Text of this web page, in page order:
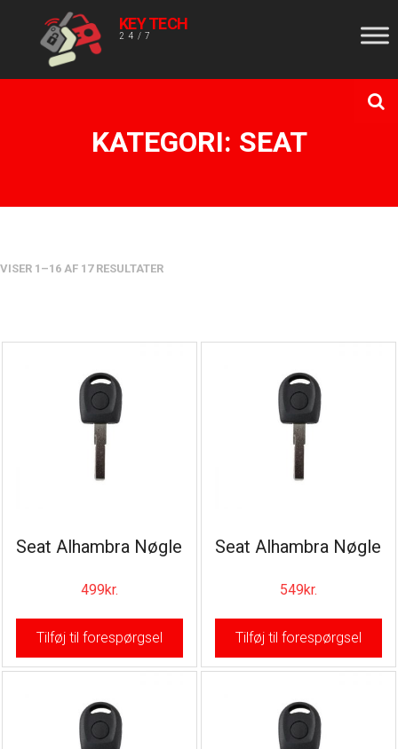
KEY TECH
24/7
KATEGORI: SEAT
VISER 1–16 AF 17 RESULTATER
Seat Alhambra Nøgle
499kr.
Tilføj til forespørgsel
Seat Alhambra Nøgle
549kr.
Tilføj til forespørgsel